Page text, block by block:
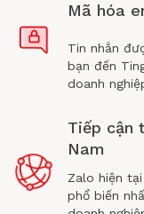
Mã hóa
Tin nhắn
bạn đến
doanh
Tiếp cận
Nam
Zalo hiện
phổ biến